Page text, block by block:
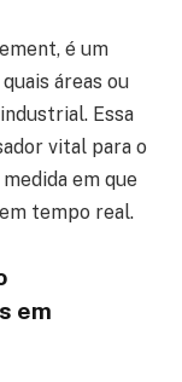
é um
áreas ou
Essa
vital para o
em que
tempo real.
em